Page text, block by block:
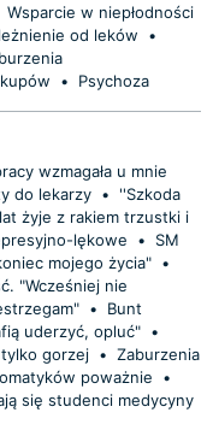
Wsparcie w niepłodności
od leków
•
• Psychoza
wzmagała u mnie
do lekarzy •
''Szkoda
żyje z rakiem trzustki i
lękowe •
SM
mojego życia" •
"Wcześniej nie
•
Bunt
uderzyć, opluć" •
tylko gorzej • Zaburzenia
poważnie
•
się studenci medycyny